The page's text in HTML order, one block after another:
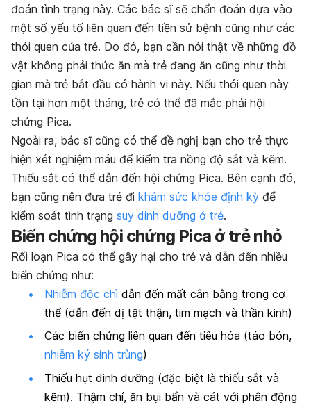
đoán tình trạng này. Các bác sĩ sẽ chẩn đoán dựa vào
một số yếu tố liên quan đến tiền sử bệnh cũng như các
thói quen của trẻ. Do đó, bạn cần nói thật về những đồ
vật không phải thức ăn mà trẻ đang ăn cũng như thời
gian mà trẻ bắt đầu có hành vi này. Nếu thói quen này
tồn tại hơn một tháng, trẻ có thể đã mắc phải hội
chứng Pica.
Ngoài ra, bác sĩ cũng có thể đề nghị bạn cho trẻ thực
hiện xét nghiệm máu để kiểm tra nồng độ sắt và kẽm.
Thiếu sắt có thể dẫn đến hội chứng Pica. Bên cạnh đó,
bạn cũng nên đưa trẻ đi khám sức khỏe định kỳ để
kiểm soát tình trạng suy dinh dưỡng ở trẻ.
Biến chứng hội chứng Pica ở trẻ nhỏ
Rối loạn Pica có thể gây hại cho trẻ và dẫn đến nhiều
biến chứng như:
Nhiễm độc chì dẫn đến mất cân bằng trong cơ
thể (dẫn đến dị tật thận, tim mạch và thần kinh)
Các biến chứng liên quan đến tiêu hóa (táo bón,
nhiễm ký sinh trùng)
Thiếu hụt dinh dưỡng (đặc biệt là thiếu sắt và
kẽm). Thậm chí, ăn bụi bẩn và cát với phân động